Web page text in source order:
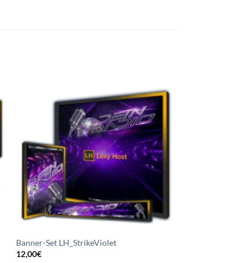
Auf die
Wunschliste
setzen
Banner-Set LH_StrikeViolet
12,00€